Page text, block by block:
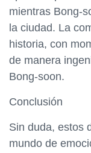
mientras Bong-
la ciudad. La
historia, con
de manera
Bong-soon.
Conclusión
Sin duda, estos
mundo de